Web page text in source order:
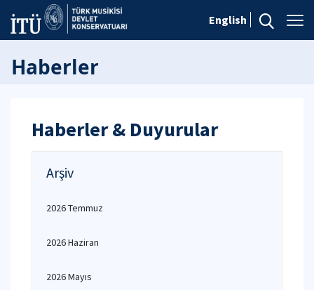
English
Haberler
Haberler & Duyurular
Arşiv
2026 Temmuz
2026 Haziran
2026 Mayıs